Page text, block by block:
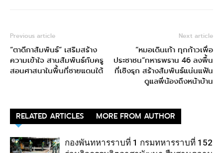
Previous article
“ตาดีกาสัมพันธ์” เสริมสร้าง
ความเข้าใจ สานสัมพันธ์กับครู
สอนศาสนาในพื้นที่ชายแดนใต้
Next article
“หมอเดินเท้า ทุกก้าวเพื่อ
ประชาชน”ทหารพราน 46 ลงพื้น
ที่เชิงรุก สร้างสัมพันธ์แน่นแฟ้น
ดูแลพี่น้องถึงหน้าบ้าน
RELATED ARTICLES MORE FROM AUTHOR
กองพันทหารราบที่ 1 กรมทหารราบที่ 152